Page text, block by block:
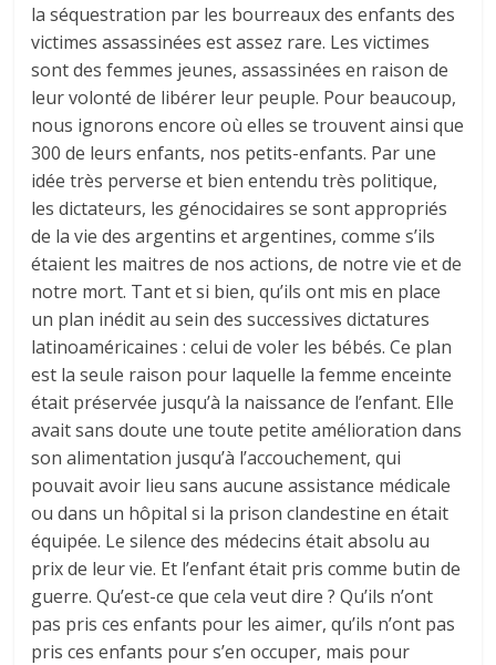
la séquestration par les bourreaux des enfants des
victimes assassinées est assez rare. Les victimes
sont des femmes jeunes, assassinées en raison de
leur volonté de libérer leur peuple. Pour beaucoup,
nous ignorons encore où elles se trouvent ainsi que
300 de leurs enfants, nos petits-enfants. Par une
idée très perverse et bien entendu très politique,
les dictateurs, les génocidaires se sont appropriés
de la vie des argentins et argentines, comme s’ils
étaient les maitres de nos actions, de notre vie et de
notre mort. Tant et si bien, qu’ils ont mis en place
un plan inédit au sein des successives dictatures
latinoaméricaines : celui de voler les bébés. Ce plan
est la seule raison pour laquelle la femme enceinte
était préservée jusqu’à la naissance de l’enfant. Elle
avait sans doute une toute petite amélioration dans
son alimentation jusqu’à l’accouchement, qui
pouvait avoir lieu sans aucune assistance médicale
ou dans un hôpital si la prison clandestine en était
équipée. Le silence des médecins était absolu au
prix de leur vie. Et l’enfant était pris comme butin de
guerre. Qu’est-ce que cela veut dire ? Qu’ils n’ont
pas pris ces enfants pour les aimer, qu’ils n’ont pas
pris ces enfants pour s’en occuper, mais pour